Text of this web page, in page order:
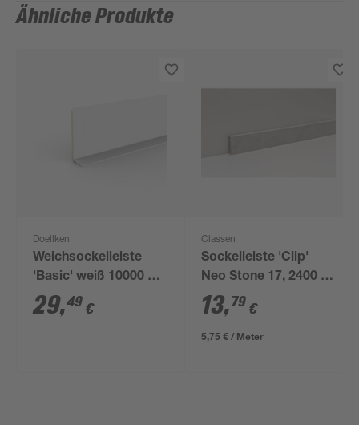
Ähnliche Produkte
Doellken
Weichsockelleiste
'Basic' weiß 10000 x
50 x 15 mm
29,49 €
Classen
Sockelleiste 'Clip'
Neo Stone 17, 2400 x
58 x 19 mm
13,79 €
5,75 € / Meter